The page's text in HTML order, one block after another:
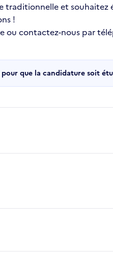
traditionnelle et
!
ou contactez-nous par
que la candidature soit